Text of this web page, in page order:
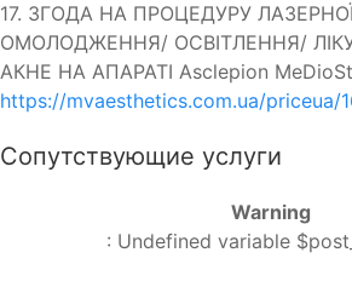
17. ЗГОДА НА ПРОЦЕДУРУ ЛАЗЕРНОЇ
ОМОЛОДЖЕННЯ/ ОСВІТЛЕННЯ/
АКНЕ НА АПАРАТІ Asclepion
https://mvaesthetics.com.ua/priceua/
Сопутствующие услуги
Warning
: Undefined variable